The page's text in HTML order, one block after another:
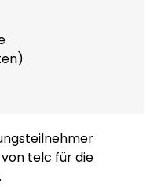
von telc für die